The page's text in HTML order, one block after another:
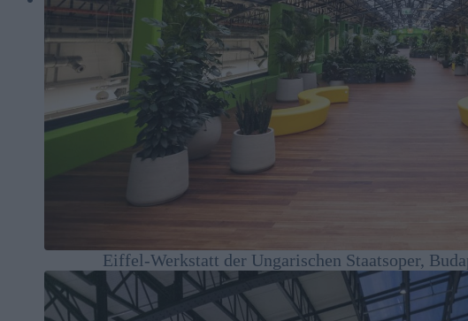
Eiffel-Werkstatt der Ungarischen Staatsoper,